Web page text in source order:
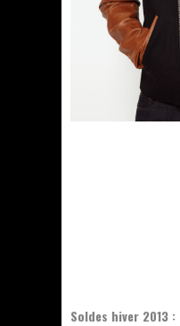
Actualités,Soldes
Soldes hiver 2013